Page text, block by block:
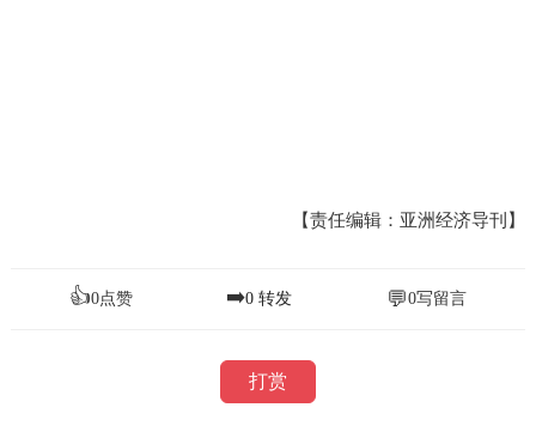
【责任编辑：亚洲经济导刊】
👍0点赞 ➡️0 转发 💬0写留言
打赏